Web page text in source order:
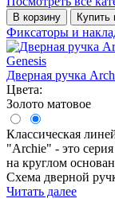
В корзину Купить
Фиксаторы и
Дверная ручка
Цвета:
Золото матовое
Классическая
"Archie" - это
на круглом
Схема дверной
Читать далее